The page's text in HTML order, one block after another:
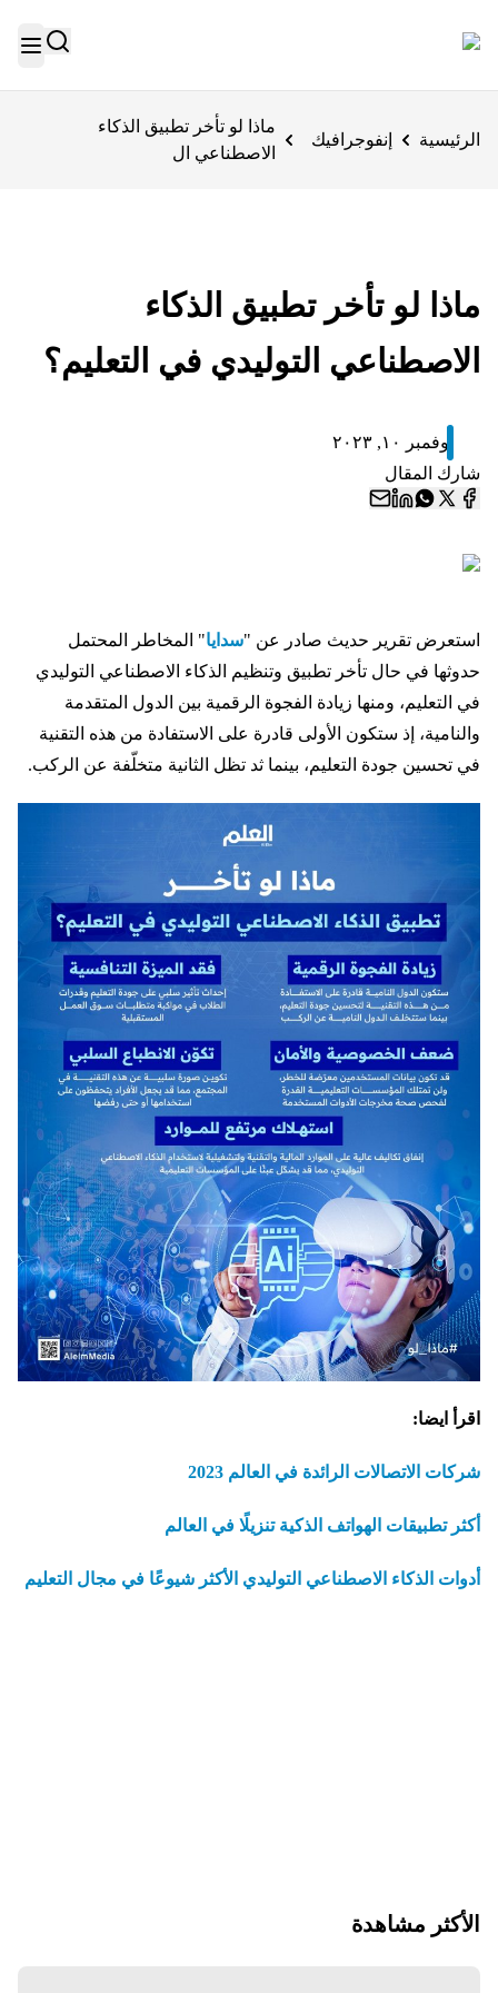
الرئيسية إنفوجرافيك
ماذا لو تأخر تطبيق الذكاء
الاصطناعي ال
ماذا لو تأخر تطبيق الذكاء
الاصطناعي التوليدي في التعليم؟
نوفمبر ١٠, ٢٠٢٣
شارك المقال
استعرض تقرير حديث صادر عن "سدايا" المخاطر المحتمل
حدوثها في حال تأخر تطبيق وتنظيم الذكاء الاصطناعي التوليدي
في التعليم، ومنها زيادة الفجوة الرقمية بين الدول المتقدمة
والنامية، إذ ستكون الأولى قادرة على الاستفادة من هذه التقنية
في تحسين جودة التعليم، بينما ثد تظل الثانية متخلّفة عن الركب.
اقرأ ايضا:
شركات الاتصالات الرائدة في العالم 2023
أكثر تطبيقات الهواتف الذكية تنزيلًا في العالم
أدوات الذكاء الاصطناعي التوليدي الأكثر شيوعًا في مجال التعليم
الأكثر مشاهدة